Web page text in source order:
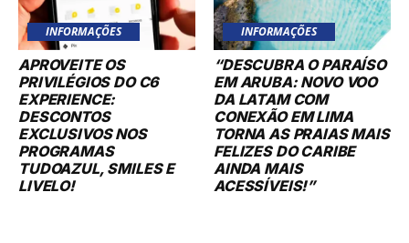
INFORMAÇÕES
APROVEITE OS
PRIVILÉGIOS DO C6
EXPERIENCE:
DESCONTOS
EXCLUSIVOS NOS
PROGRAMAS
TUDOAZUL, SMILES E
LIVELO!
INFORMAÇÕES
“DESCUBRA O PARAÍSO
EM ARUBA: NOVO VOO
DA LATAM COM
CONEXÃO EM LIMA
TORNA AS PRAIAS MAIS
FELIZES DO CARIBE
AINDA MAIS
ACESSÍVEIS!”